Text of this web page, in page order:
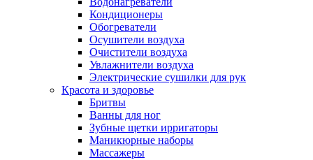
Кондиционеры
Обогреватели
Осушители воздуха
Очистители воздуха
Увлажнители воздуха
Электрические сушилки для рук
Красота и здоровье
Бритвы
Ванны для ног
Зубные щетки ирригаторы
Маникюрные наборы
Массажеры